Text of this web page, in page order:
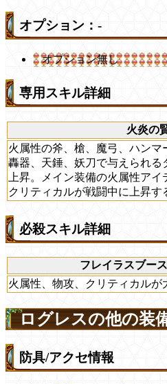
オプション：-
オプション無し
専用スキル詳細
火炎の
火属性の斧、槍、魔弓、ハンマ
轟器、天錘、妖刀で与えられる
上昇。メイン装備の火属性ア
クリティカルが戦闘中に上昇す
必殺スキル詳細
フレイラスブー
火属性、物攻、クリティカルが
ログレスの他の装
防具/アクセ情報